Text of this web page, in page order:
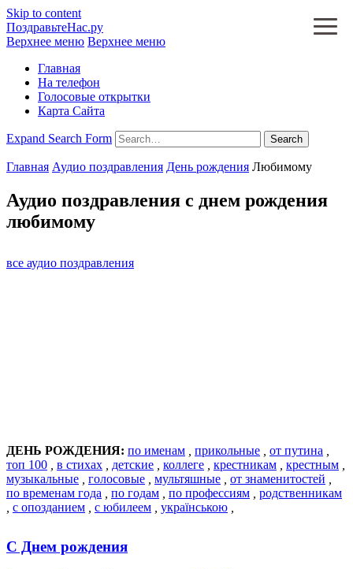
Skip to content
ПоздравьтеНас.ру
Верхнее меню Верхнее меню
Главная
На телефон
Голосовые открытки
Карта Сайта
Expand Search Form Search
Главная Аудио поздравления День рождения Любимому
Аудио поздравления с днем рождения
любимому
все аудио поздравления
ДЕНЬ РОЖДЕНИЯ: по именам прикольные от путина
топ 100
в стихах детские коллеге крестникам крестным
музыкальные
голосовые мультяшные от знаменитостей
по временам года
по годам по профессиям
родственникам
с опозданием с юбилеем українською
С Днем рождения